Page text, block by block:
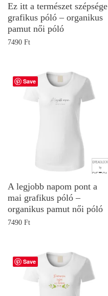
Ez itt a természet szépsége
grafikus póló – organikus
pamut női póló
7490 Ft
Save
A legjobb napom pont a
mai grafikus póló –
organikus pamut női póló
7490 Ft
Save